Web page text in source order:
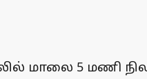
மாலை 5 மணி